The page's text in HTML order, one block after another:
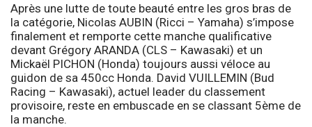
Après une lutte de toute beauté entre les gros bras de
la catégorie, Nicolas AUBIN (Ricci – Yamaha) s’impose
finalement et remporte cette manche qualificative
devant Grégory ARANDA (CLS – Kawasaki) et un
Mickaël PICHON (Honda) toujours aussi véloce au
guidon de sa 450cc Honda. David VUILLEMIN (Bud
Racing – Kawasaki), actuel leader du classement
provisoire, reste en embuscade en se classant 5ème de
la manche.